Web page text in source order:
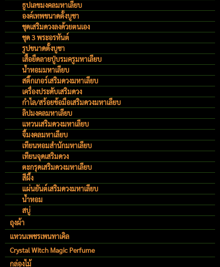
ธูปเลขมงคลมหาเลียบ
องค์เทพขนาดตั้งบูชา
ชุดเสริมดวงลงด้วยตนเอง
ชุด 3 พระอรหันต์
รูปขนาดตั้งบูชา
เสื้อยืดลายปู่บรมครูมหาเลียบ
น้ำหอมมหาเลียบ
สติ๊กเกอร์เสริมดวงมหาเลียบ
เครื่องประดับเสริมดวง
กำไล/สร้อยข้อมือเสริมดวงมหาเลียบ
ลิปมงคลมหาเลียบ
แหวนเสริมดวงมหาเลียบ
จี้มงคลมหาเลียบ
เทียนหอมสำนักมหาเลียบ
เทียนจุดเสริมดวง
ตะกรุดเสริมดวงมหาเลียบ
สีผึ้ง
แผ่นยันต์เสริมดวงมหาเลียบ
น้ำหอม
สบู่
ถุงผ้า
แหวนเพชรเพนทาเคิล
Crystal Witch Magic Perfume
กล่องไม้